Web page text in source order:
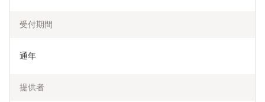
受付期間
通年
提供者